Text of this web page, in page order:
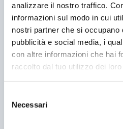
analizzare il nostro traffico.
informazioni sul modo in cui
nostri partner che si occupano
pubblicità e social media, i
con altre informazioni che hai
raccolto dal tuo utilizzo dei
delNecessari
COME FUNZIONA IL
PASSO CARRABILE
POST CORRELATI